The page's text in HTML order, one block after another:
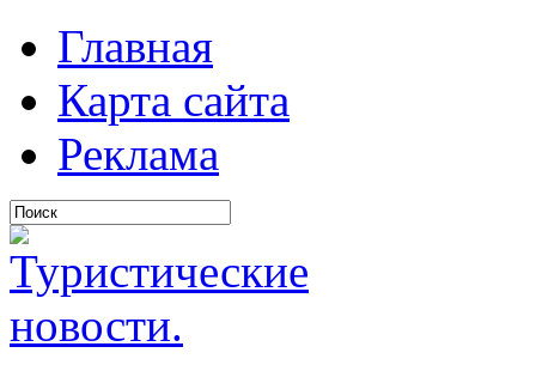
Главная
Карта сайта
Реклама